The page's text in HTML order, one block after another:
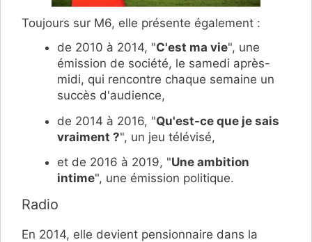
Toujours sur M6, elle présente également :
de 2010 à 2014, "C'est ma vie", une
émission de société, le samedi après-
midi, qui rencontre chaque semaine un
succès d'audience,
de 2014 à 2016, "Qu'est-ce que je sais
vraiment ?", un jeu télévisé,
et de 2016 à 2019, "Une ambition
intime", une émission politique.
Radio
En 2014, elle devient pensionnaire dans la